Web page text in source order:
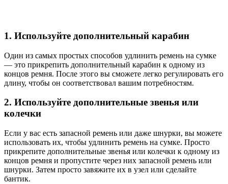
1. Используйте дополнительный карабин
Один из самых простых способов удлинить ремень на сумке
— это прикрепить дополнительный карабин к одному из
концов ремня. После этого вы сможете легко регулировать его
длину, чтобы он соответствовал вашим потребностям.
2. Используйте дополнительные звенья или
колечки
Если у вас есть запасной ремень или даже шнурки, вы можете
использовать их, чтобы удлинить ремень на сумке. Просто
прикрепите дополнительные звенья или колечки к одному из
концов ремня и пропустите через них запасной ремень или
шнурки. Затем просто завяжите их в узел или сделайте
бантик.